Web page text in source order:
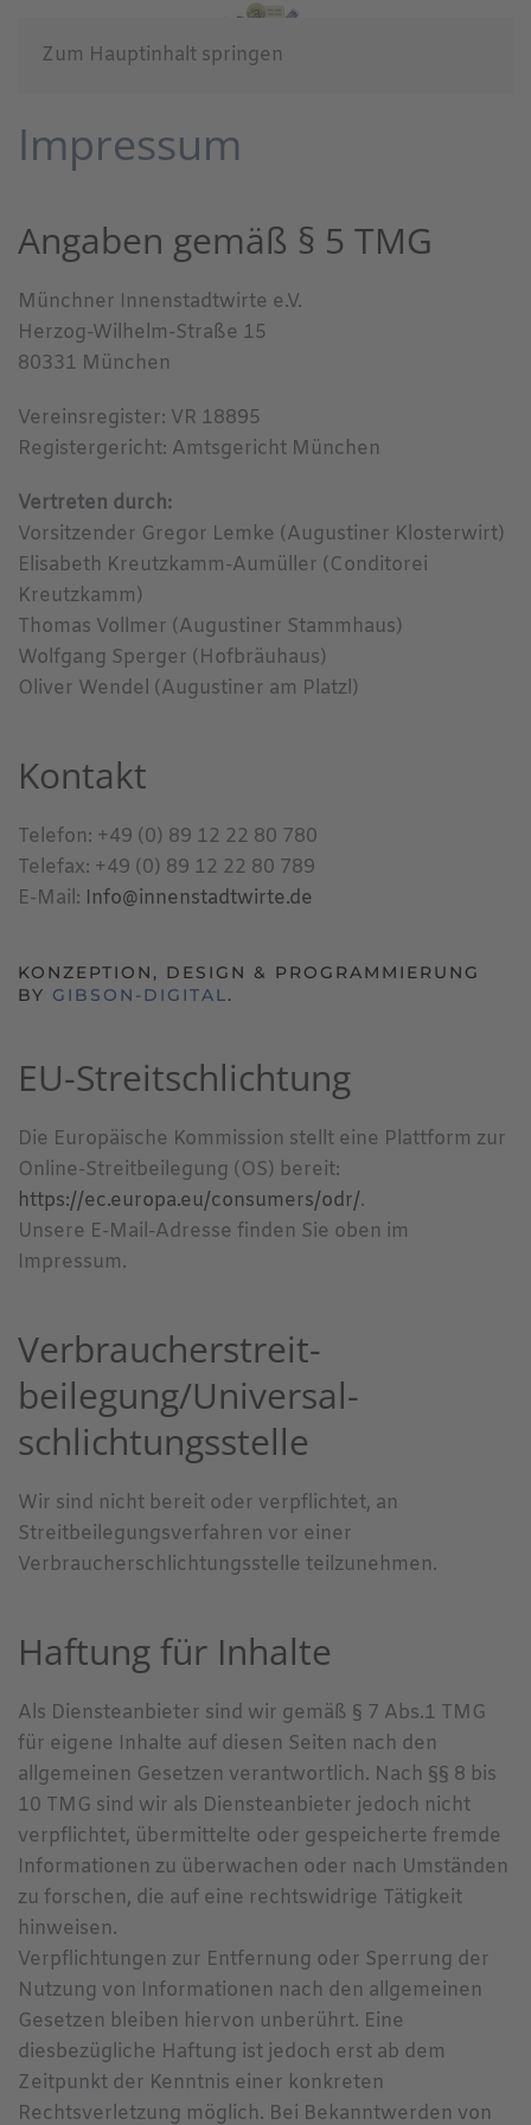
Zum Hauptinhalt springen
Impressum
Angaben gemäß § 5 TMG
Münchner Innenstadtwirte e.V.
Herzog-Wilhelm-Straße 15
80331 München
Vereinsregister: VR 18895
Registergericht: Amtsgericht München
Vertreten durch:
Vorsitzender Gregor Lemke (Augustiner Klosterwirt)
Elisabeth Kreutzkamm-Aumüller (Conditorei
Kreutzkamm)
Thomas Vollmer (Augustiner Stammhaus)
Wolfgang Sperger (Hofbräuhaus)
Oliver Wendel (Augustiner am Platzl)
Kontakt
Telefon: +49 (0) 89 12 22 80 780
Telefax: +49 (0) 89 12 22 80 789
E-Mail: Info@innenstadtwirte.de
KONZEPTION, DESIGN & PROGRAMMIERUNG
BY GIBSON-DIGITAL.
EU-Streitschlichtung
Die Europäische Kommission stellt eine Plattform zur
Online-Streitbeilegung (OS) bereit:
https://ec.europa.eu/consumers/odr/.
Unsere E-Mail-Adresse finden Sie oben im
Impressum.
Verbraucher­streit­
beilegung/Universal­
schlichtungs­stelle
Wir sind nicht bereit oder verpflichtet, an
Streitbeilegungsverfahren vor einer
Verbraucherschlichtungsstelle teilzunehmen.
Haftung für Inhalte
Als Diensteanbieter sind wir gemäß § 7 Abs.1 TMG
für eigene Inhalte auf diesen Seiten nach den
allgemeinen Gesetzen verantwortlich. Nach §§ 8 bis
10 TMG sind wir als Diensteanbieter jedoch nicht
verpflichtet, übermittelte oder gespeicherte fremde
Informationen zu überwachen oder nach Umständen
zu forschen, die auf eine rechtswidrige Tätigkeit
hinweisen.
Verpflichtungen zur Entfernung oder Sperrung der
Nutzung von Informationen nach den allgemeinen
Gesetzen bleiben hiervon unberührt. Eine
diesbezügliche Haftung ist jedoch erst ab dem
Zeitpunkt der Kenntnis einer konkreten
Rechtsverletzung möglich. Bei Bekanntwerden von